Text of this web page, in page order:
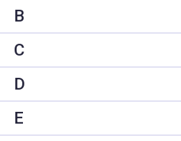
B
C
D
E